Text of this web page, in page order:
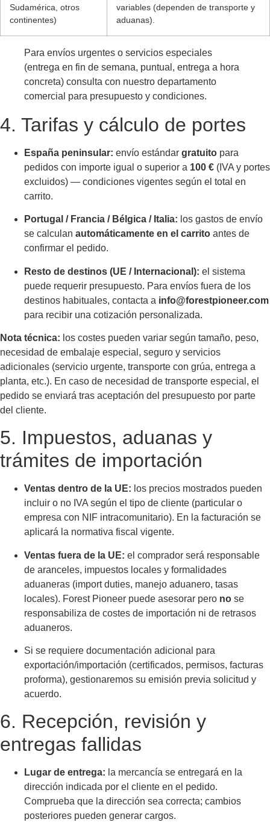
Sudamérica, otros
continentes)
variables (dependen de transporte y
aduanas).
Para envíos urgentes o servicios especiales
(entrega en fin de semana, puntual, entrega a hora
concreta) consulta con nuestro departamento
comercial para presupuesto y condiciones.
4. Tarifas y cálculo de portes
España peninsular: envío estándar gratuito para
pedidos con importe igual o superior a 100 € (IVA y portes
excluidos) — condiciones vigentes según el total en
carrito.
Portugal / Francia / Bélgica / Italia: los gastos de envío
se calculan automáticamente en el carrito antes de
confirmar el pedido.
Resto de destinos (UE / Internacional): el sistema
puede requerir presupuesto. Para envíos fuera de los
destinos habituales, contacta a info@forestpioneer.com
para recibir una cotización personalizada.
Nota técnica: los costes pueden variar según tamaño, peso,
necesidad de embalaje especial, seguro y servicios
adicionales (servicio urgente, transporte con grúa, entrega a
planta, etc.). En caso de necesidad de transporte especial, el
pedido se enviará tras aceptación del presupuesto por parte
del cliente.
5. Impuestos, aduanas y
trámites de importación
Ventas dentro de la UE: los precios mostrados pueden
incluir o no IVA según el tipo de cliente (particular o
empresa con NIF intracomunitario). En la facturación se
aplicará la normativa fiscal vigente.
Ventas fuera de la UE: el comprador será responsable
de aranceles, impuestos locales y formalidades
aduaneras (import duties, manejo aduanero, tasas
locales). Forest Pioneer puede asesorar pero no se
responsabiliza de costes de importación ni de retrasos
aduaneros.
Si se requiere documentación adicional para
exportación/importación (certificados, permisos, facturas
proforma), gestionaremos su emisión previa solicitud y
acuerdo.
6. Recepción, revisión y
entregas fallidas
Lugar de entrega: la mercancía se entregará en la
dirección indicada por el cliente en el pedido.
Comprueba que la dirección sea correcta; cambios
posteriores pueden generar cargos.